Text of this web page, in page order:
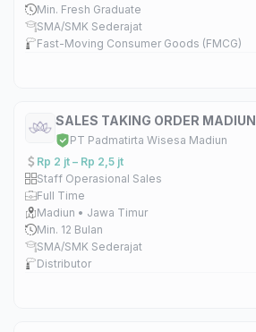
Min. Fresh Graduate
SMA/SMK Sederajat
Fast-Moving Consumer Goods (FMCG)
SALES TAKING ORDER MADIUN
PT Padmatirta Wisesa Madiun
Rp 2 jt – Rp 2,5 jt
Staff Operasional Sales
Full Time
Madiun • Jawa Timur
Min. 12 Bulan
SMA/SMK Sederajat
Distributor